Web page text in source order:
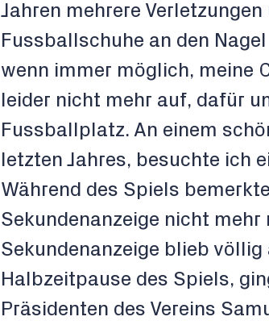
Jahren mehrere
Fussballschuhe an den
wenn immer möglich, meine
leider nicht mehr auf, dafür
Fussballplatz. An einem
letzten Jahres, besuchte ich
Während des Spiels
Sekundenanzeige nicht
Sekundenanzeige blieb völlig
Halbzeitpause des Spiels,
Präsidenten des Vereins